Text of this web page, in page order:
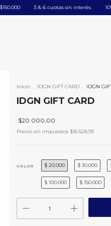
ㅤㅤ3 & 6 cuotas sin interés. ㅤㅤ10%
Inicio . IDGN GIFT CARD . IDGN
IDGN GIFT CARD
$20.000,00
Precio sin impuestos $16.528,93
VALOR $ 20.000 $ 30.000
$ 100.000 $ 150.000